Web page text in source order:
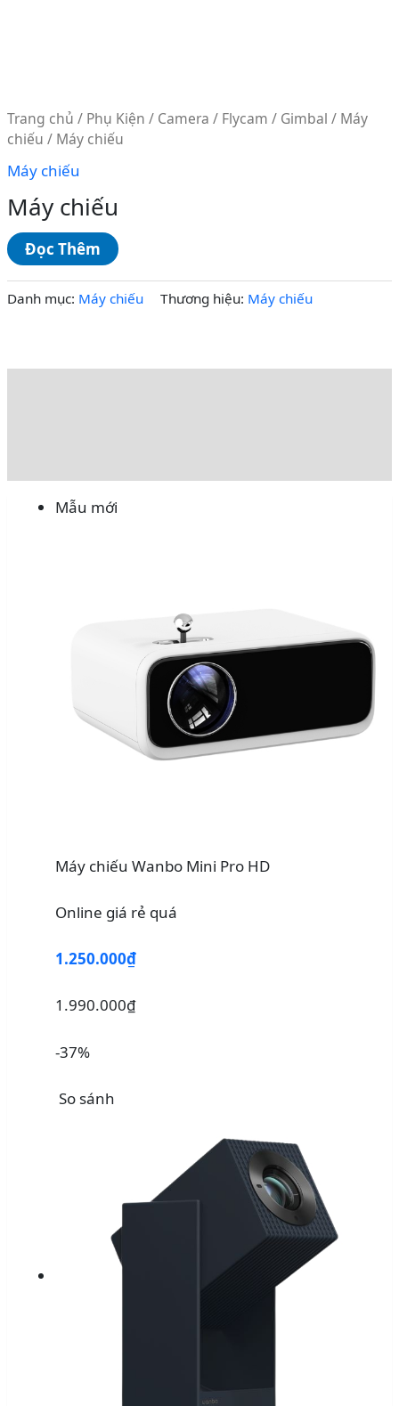
Trang chủ / Phụ Kiện / Camera / Flycam / Gimbal / Máy
chiếu / Máy chiếu
Máy chiếu
Máy chiếu
Đọc Thêm
Danh mục: Máy chiếu Thương hiệu: Máy chiếu
Mẫu mới
Máy chiếu Wanbo Mini Pro HD
Online giá rẻ quá
1.250.000₫
1.990.000₫
-37%
So sánh